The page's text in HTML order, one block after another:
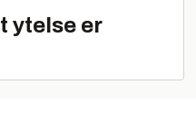
ytelse er